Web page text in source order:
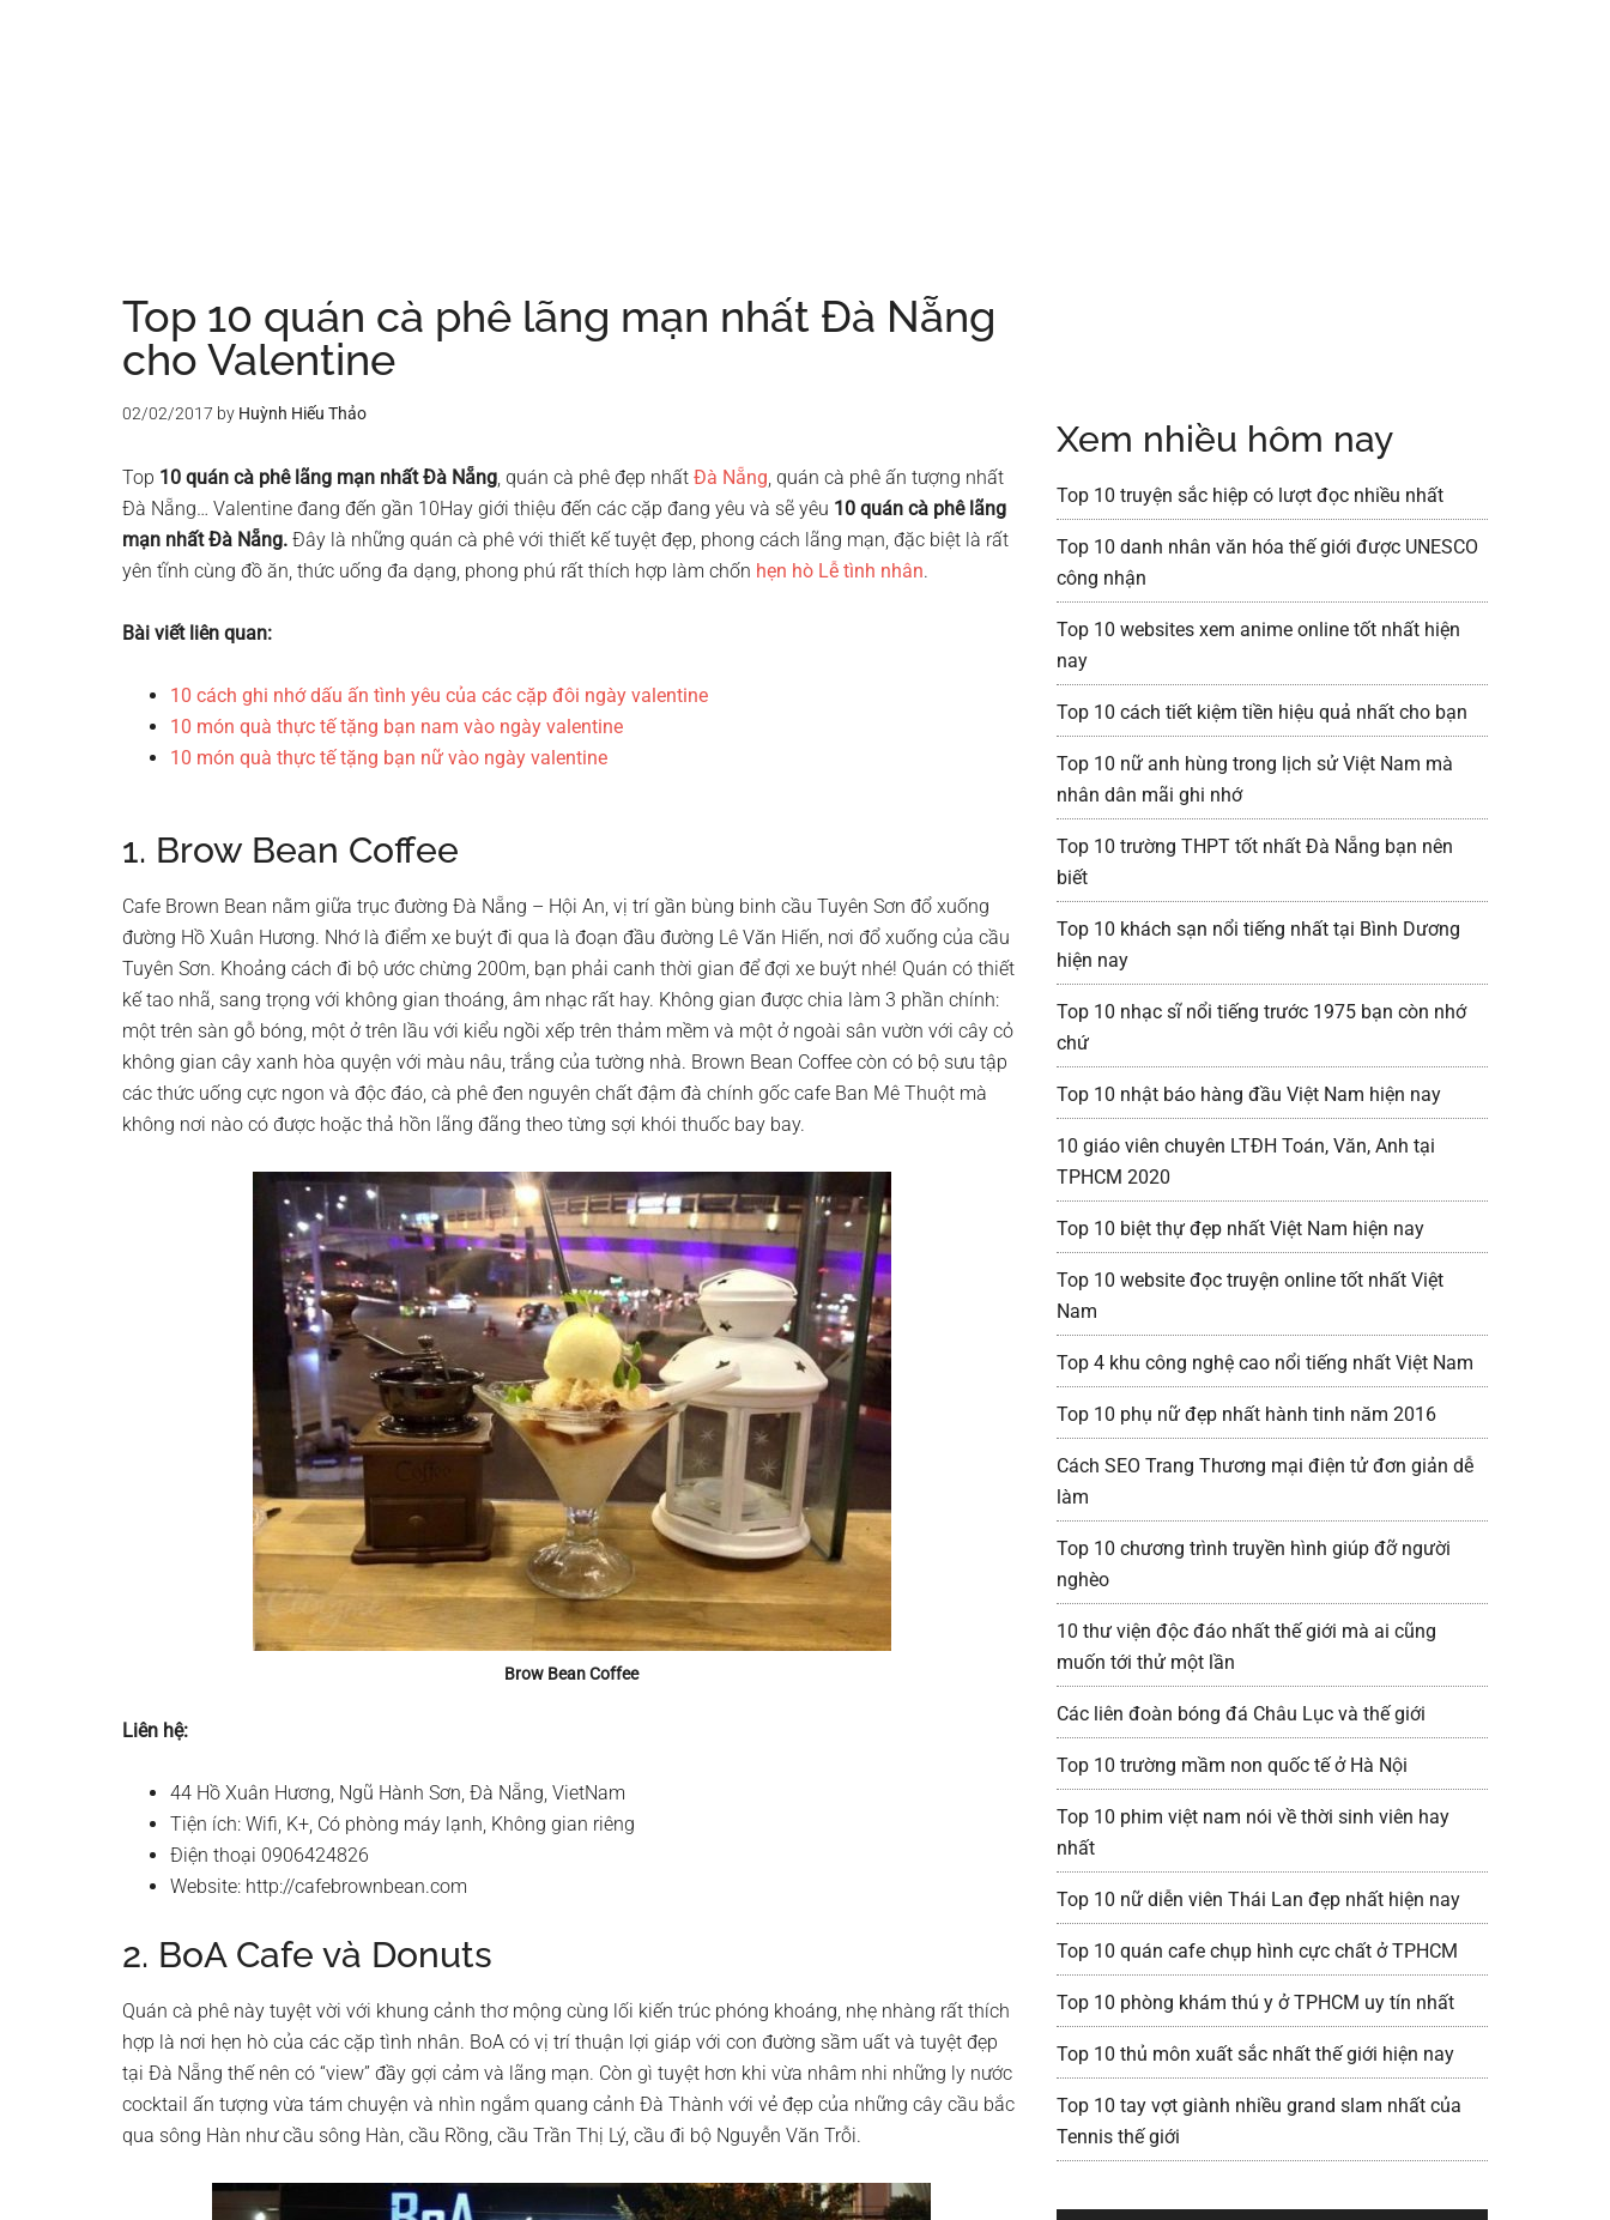
Top 10 quán cà phê lãng mạn nhất Đà Nẵng
cho Valentine
02/02/2017 by Huỳnh Hiếu Thảo
Top 10 quán cà phê lãng mạn nhất Đà Nẵng, quán cà phê đẹp nhất Đà Nẵng, quán cà phê ấn tượng nhất
Đà Nẵng… Valentine đang đến gần 10Hay giới thiệu đến các cặp đang yêu và sẽ yêu 10 quán cà phê lãng
mạn nhất Đà Nẵng. Đây là những quán cà phê với thiết kế tuyệt đẹp, phong cách lãng mạn, đặc biệt là rất
yên tĩnh cùng đồ ăn, thức uống đa dạng, phong phú rất thích hợp làm chốn hẹn hò Lễ tình nhân.
Bài viết liên quan:
10 cách ghi nhớ dấu ấn tình yêu của các cặp đôi ngày valentine
10 món quà thực tế tặng bạn nam vào ngày valentine
10 món quà thực tế tặng bạn nữ vào ngày valentine
1. Brow Bean Coffee
Cafe Brown Bean nằm giữa trục đường Đà Nẵng – Hội An, vị trí gần bùng binh cầu Tuyên Sơn đổ xuống
đường Hồ Xuân Hương. Nhớ là điểm xe buýt đi qua là đoạn đầu đường Lê Văn Hiến, nơi đổ xuống của cầu
Tuyên Sơn. Khoảng cách đi bộ ước chừng 200m, bạn phải canh thời gian để đợi xe buýt nhé! Quán có thiết
kế tao nhã, sang trọng với không gian thoáng, âm nhạc rất hay. Không gian được chia làm 3 phần chính:
một trên sàn gỗ bóng, một ở trên lầu với kiểu ngồi xếp trên thảm mềm và một ở ngoài sân vườn với cây cỏ
không gian cây xanh hòa quyện với màu nâu, trắng của tường nhà. Brown Bean Coffee còn có bộ sưu tập
các thức uống cực ngon và độc đáo, cà phê đen nguyên chất đậm đà chính gốc cafe Ban Mê Thuột mà
không nơi nào có được hoặc thả hồn lãng đãng theo từng sợi khói thuốc bay bay.
Brow Bean Coffee
Liên hệ:
44 Hồ Xuân Hương, Ngũ Hành Sơn, Đà Nẵng, VietNam
Tiện ích: Wifi, K+, Có phòng máy lạnh, Không gian riêng
Điện thoại 0906424826
Website: http://cafebrownbean.com
2. BoA Cafe và Donuts
Quán cà phê này tuyệt vời với khung cảnh thơ mộng cùng lối kiến trúc phóng khoáng, nhẹ nhàng rất thích
hợp là nơi hẹn hò của các cặp tình nhân. BoA có vị trí thuận lợi giáp với con đường sầm uất và tuyệt đẹp
tại Đà Nẵng thế nên có “view” đầy gợi cảm và lãng mạn. Còn gì tuyệt hơn khi vừa nhâm nhi những ly nước
cocktail ấn tượng vừa tám chuyện và nhìn ngắm quang cảnh Đà Thành với vẻ đẹp của những cây cầu bắc
qua sông Hàn như cầu sông Hàn, cầu Rồng, cầu Trần Thị Lý, cầu đi bộ Nguyễn Văn Trỗi.
Xem nhiều hôm nay
Top 10 truyện sắc hiệp có lượt đọc nhiều nhất
Top 10 danh nhân văn hóa thế giới được UNESCO
công nhận
Top 10 websites xem anime online tốt nhất hiện
nay
Top 10 cách tiết kiệm tiền hiệu quả nhất cho bạn
Top 10 nữ anh hùng trong lịch sử Việt Nam mà
nhân dân mãi ghi nhớ
Top 10 trường THPT tốt nhất Đà Nẵng bạn nên
biết
Top 10 khách sạn nổi tiếng nhất tại Bình Dương
hiện nay
Top 10 nhạc sĩ nổi tiếng trước 1975 bạn còn nhớ
chứ
Top 10 nhật báo hàng đầu Việt Nam hiện nay
10 giáo viên chuyên LTĐH Toán, Văn, Anh tại
TPHCM 2020
Top 10 biệt thự đẹp nhất Việt Nam hiện nay
Top 10 website đọc truyện online tốt nhất Việt
Nam
Top 4 khu công nghệ cao nổi tiếng nhất Việt Nam
Top 10 phụ nữ đẹp nhất hành tinh năm 2016
Cách SEO Trang Thương mại điện tử đơn giản dễ
làm
Top 10 chương trình truyền hình giúp đỡ người
nghèo
10 thư viện độc đáo nhất thế giới mà ai cũng
muốn tới thử một lần
Các liên đoàn bóng đá Châu Lục và thế giới
Top 10 trường mầm non quốc tế ở Hà Nội
Top 10 phim việt nam nói về thời sinh viên hay
nhất
Top 10 nữ diễn viên Thái Lan đẹp nhất hiện nay
Top 10 quán cafe chụp hình cực chất ở TPHCM
Top 10 phòng khám thú y ở TPHCM uy tín nhất
Top 10 thủ môn xuất sắc nhất thế giới hiện nay
Top 10 tay vợt giành nhiều grand slam nhất của
Tennis thế giới